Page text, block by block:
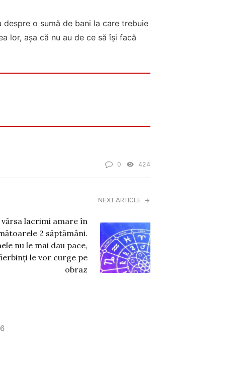
o sumă de bani la care trebuie
lor, așa că nu au de ce să își facă
0 424
NEXT ARTICLE
lacrimi amare în
2 săptămâni.
nu le mai dau pace,
le vor curge pe
obraz